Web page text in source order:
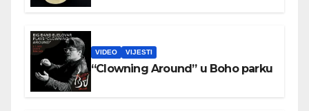
VIDEO VIJESTI
“Clowning Around” u Boho parku